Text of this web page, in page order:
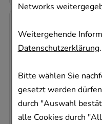
Networks
Weitergehende
Datenschutzerklärung.
Bitte wählen Sie
gesetzt werden
durch "Auswahl
alle Cookies durch
SITAGLIPTIN